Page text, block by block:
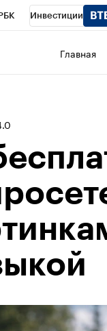
Инвестиции
Главная